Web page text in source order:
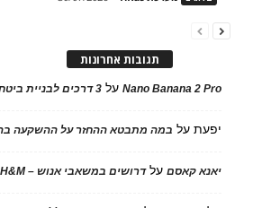
תגובות אחרונות
Nano Banana 2 Proעל 3 דרכים לבניית ביטחון עצמי של עובדים
יפעתעל במה מתבטא ההחזר על ההשקעה
יאנא קאסםעלדרושים במשאבי אנוש – H&M